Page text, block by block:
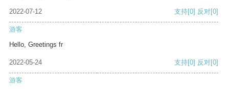
2022-07-12 支持[0] 反对[0]
游客
Hello, Greetings fr
2022-05-24 支持[0] 反对[0]
游客